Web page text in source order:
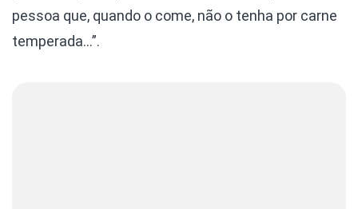
pessoa que, quando o come, não o tenha por carne
temperada…”.